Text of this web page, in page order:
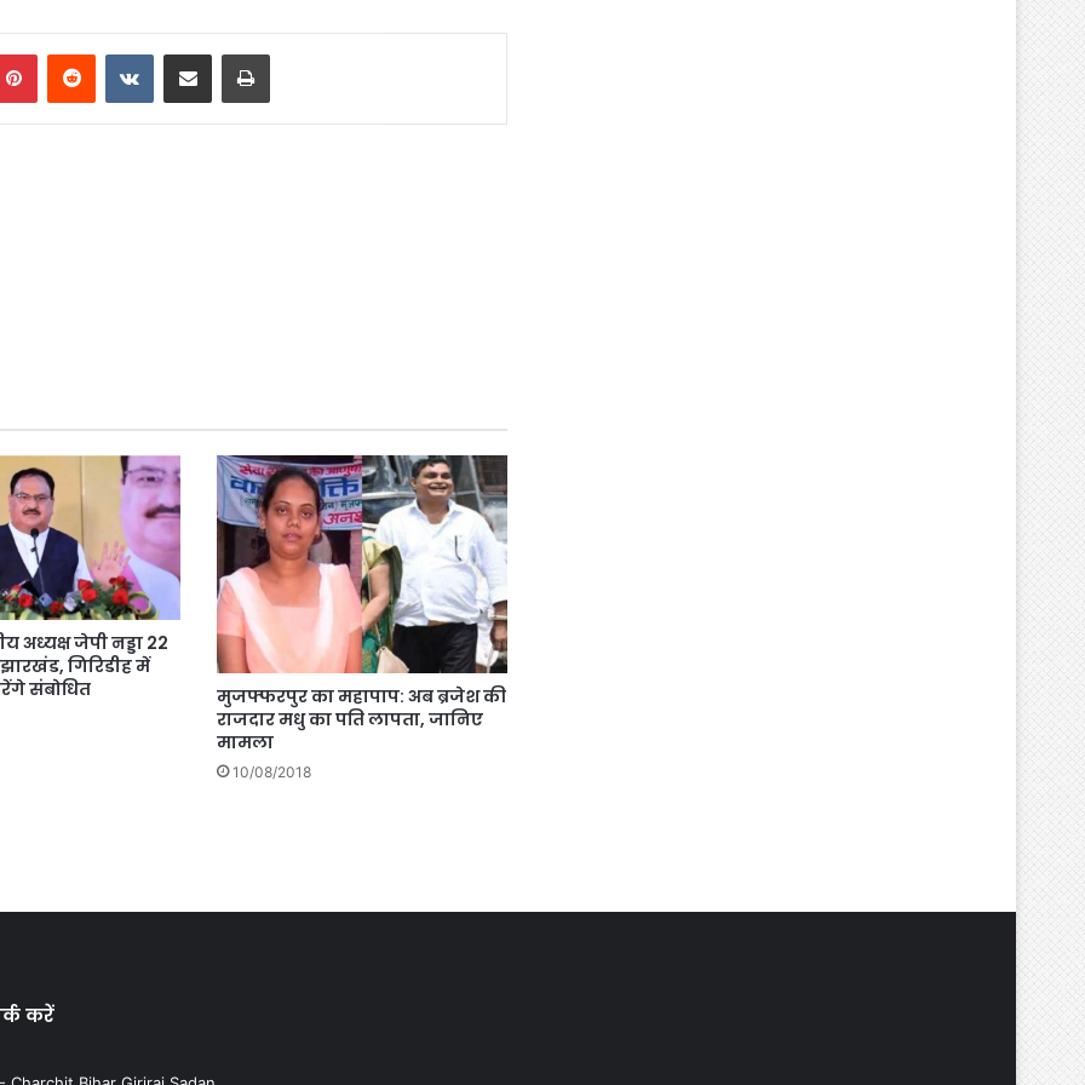
PinterestReddit VKontakteShare via Email Print
अध्यक्ष जेपी नड्डा 22
गिरिडीह में
संबोधित
मुजफ्फरपुर का महापाप: अब ब्रजेश की
राजदार मधु का पति लापता, जानिए
मामला
10/08/2018
करें